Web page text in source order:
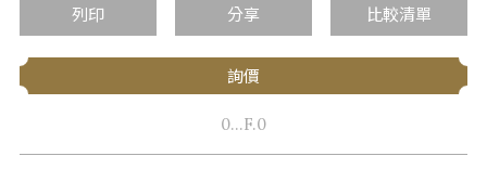
列印 分享 比較清單
詢價
0...F.0